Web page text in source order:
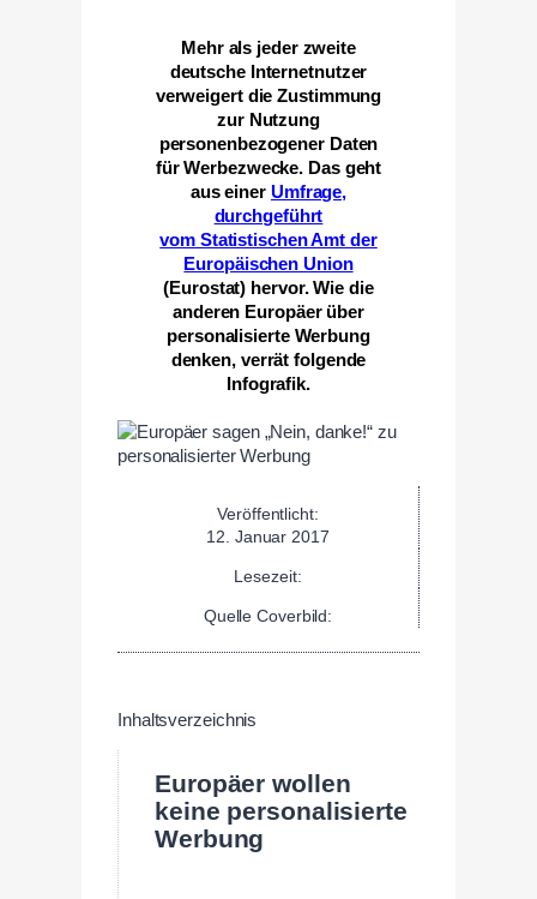
Mehr als jeder zweite
deutsche Internetnutzer
verweigert die Zustimmung
zur Nutzung
personenbezogener Daten
für Werbezwecke. Das geht
aus einer Umfrage,
durchgeführt
vom Statistischen Amt der
Europäischen Union
(Eurostat) hervor. Wie die
anderen Europäer über
personalisierte Werbung
denken, verrät folgende
Infografik.
Veröffentlicht:
12. Januar 2017
Lesezeit:
Quelle Coverbild:
Inhaltsverzeichnis
Europäer wollen
keine personalisierte
Werbung